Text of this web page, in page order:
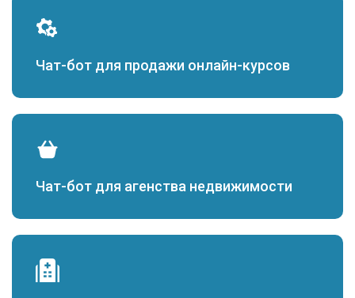
Чат-бот для продажи онлайн-курсов
Чат-бот для агенства недвижимости